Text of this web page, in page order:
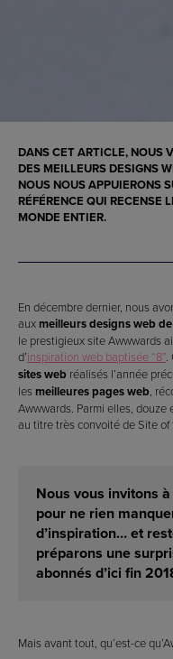
DANS CET ARTICLE, NOUS
DES MEILLEURS DESIGNS
NOUS NOUS APPUIERONS
RÉFÉRENCE QUI RECENSE
MONDE ENTIER.
En décembre dernier, nous
aux meilleurs designs web
le prestigieux site Awwwards
d’inspiration web baptisée “8”.
sites web réalisés l’année
les meilleures pages web,
Awwwards. Parmi elles,
au titre très convoité de Site of
Nous vous invitons à
pour ne rien
d’inspiration… et
préparons une
abonnés d’ici fin
Mais avant tout, qu’est-ce